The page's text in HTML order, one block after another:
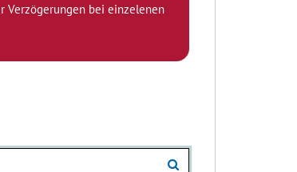
Verzögerungen bei einzelenen